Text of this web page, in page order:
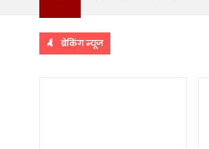
ब्रेकिंग न्यूज